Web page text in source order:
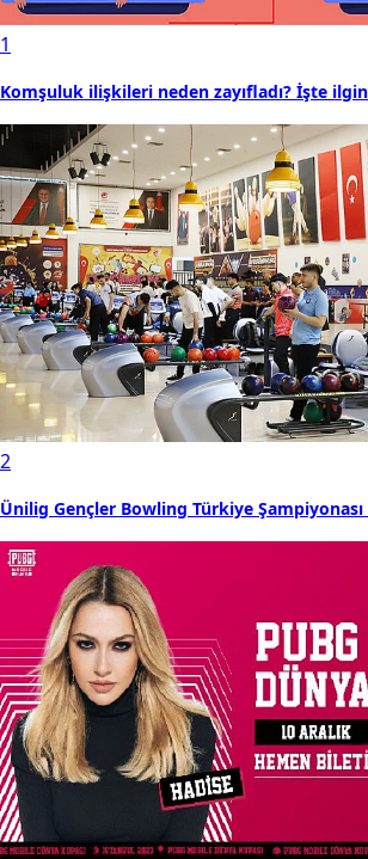
1
Komşuluk ilişkileri neden zayıfladı? İşte
2
Ünilig Gençler Bowling Türkiye Şampiyonası